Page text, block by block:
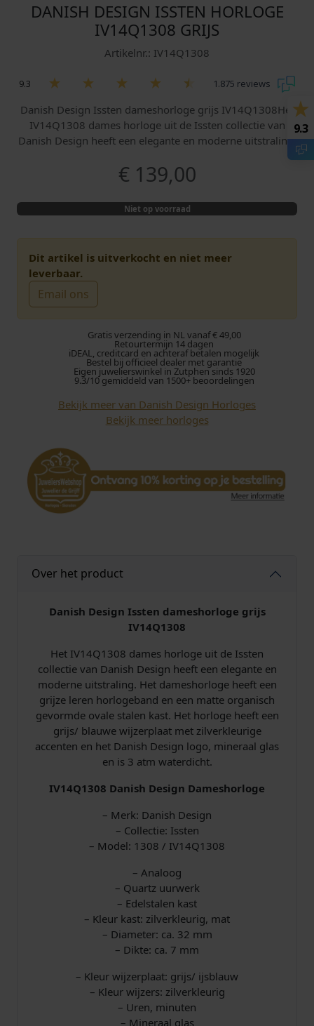
DANISH DESIGN ISSTEN HORLOGE
IV14Q1308 GRIJS
Artikelnr.: IV14Q1308
9.3 1.875 reviews
Danish Design Issten dameshorloge grijs IV14Q1308Het
IV14Q1308 dames horloge uit de Issten collectie van
Danish Design heeft een elegante en moderne uitstraling.
€139,00
Niet op voorraad
Dit artikel is uitverkocht en niet meer
leverbaar.
Email ons
Gratis verzending in NL vanaf € 49,00
Retourtermijn 14 dagen
iDEAL, creditcard en achteraf betalen mogelijk
Bestel bij officieel dealer met garantie
Eigen juwelierswinkel in Zutphen sinds 1920
9.3/10 gemiddeld van 1500+ beoordelingen
Bekijk meer van Danish Design Horloges
Bekijk meer horloges
Over het product
Danish Design Issten dameshorloge grijs
IV14Q1308
Het IV14Q1308 dames horloge uit de Issten
collectie van Danish Design heeft een elegante en
moderne uitstraling. Het dameshorloge heeft een
grijze leren horlogeband en een matte organisch
gevormde ovale stalen kast. Het horloge heeft een
grijs/ blauwe wijzerplaat met zilverkleurige
accenten en het Danish Design logo, mineraal glas
en is 3 atm waterdicht.
IV14Q1308 Danish Design Dameshorloge
– Merk: Danish Design
– Collectie: Issten
– Model: 1308 / IV14Q1308
– Analoog
– Quartz uurwerk
– Edelstalen kast
– Kleur kast: zilverkleurig, mat
– Diameter: ca. 32 mm
– Dikte: ca. 7 mm
– Kleur wijzerplaat: grijs/ ijsblauw
– Kleur wijzers: zilverkleurig
– Uren, minuten
– Mineraal glas
9.3